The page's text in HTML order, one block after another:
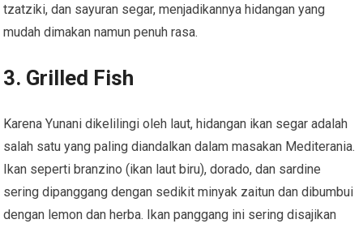
tzatziki, dan sayuran segar, menjadikannya hidangan yang
mudah dimakan namun penuh rasa.
3. Grilled Fish
Karena Yunani dikelilingi oleh laut, hidangan ikan segar adalah
salah satu yang paling diandalkan dalam masakan Mediterania.
Ikan seperti branzino (ikan laut biru), dorado, dan sardine
sering dipanggang dengan sedikit minyak zaitun dan dibumbui
dengan lemon dan herba. Ikan panggang ini sering disajikan